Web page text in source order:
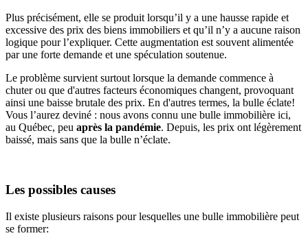
Plus précisément, elle se produit lorsqu’il y a une hausse rapide et
excessive des prix des biens immobiliers et qu’il n’y a aucune raison
logique pour l’expliquer. Cette augmentation est souvent alimentée
par une forte demande et une spéculation soutenue.
Le problème survient surtout lorsque la demande commence à
chuter ou que d'autres facteurs économiques changent, provoquant
ainsi une baisse brutale des prix. En d'autres termes, la bulle éclate!
Vous l’aurez deviné : nous avons connu une bulle immobilière ici,
au Québec, peu après la pandémie. Depuis, les prix ont légèrement
baissé, mais sans que la bulle n’éclate.
Les possibles causes
Il existe plusieurs raisons pour lesquelles une bulle immobilière peut
se former: